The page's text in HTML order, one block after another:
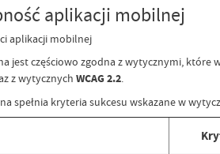
aplikacji mobilnej
aplikacji mobilnej
jest częściowo zgodna z wytycznymi, które
z wytycznych WCAG 2.2.
spełnia kryteria sukcesu wskazane w